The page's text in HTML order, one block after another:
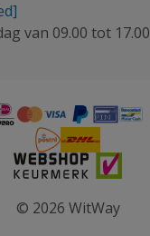
van 09.00 tot 17.00
© 2026 WitWay